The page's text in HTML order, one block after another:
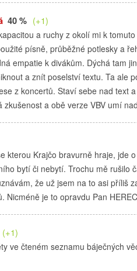
40 % (+1)
a ruchy z okolí mi k
písně, průběžné potlesky a
empatie k divákům. Dýchá tam
a znít poselství textu. Ta ale
z koncertů. Staví sebe nad text
zkušenost a obě verze VBV umí
kterou Krajčo bravurně hraje, jde
bytí či nebytí. Trochu mě rušilo
že už jsem na to asi příliš
Nicméně je to opravdu Pan
(+1)
ve čteném seznamu báječných